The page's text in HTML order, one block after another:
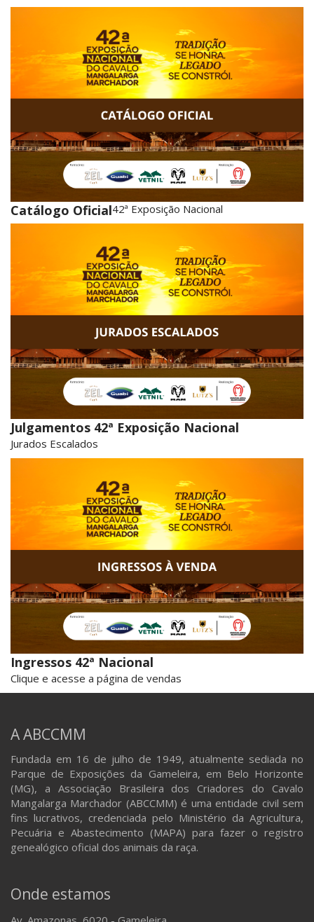
Catálogo Oficial42ª Exposição Nacional
Julgamentos 42ª Exposição Nacional
Jurados Escalados
Ingressos 42ª Nacional
Clique e acesse a página de vendas
A ABCCMM
Fundada em 16 de julho de 1949, atualmente sediada no
Parque de Exposições da Gameleira, em Belo Horizonte
(MG), a Associação Brasileira dos Criadores do Cavalo
Mangalarga Marchador (ABCCMM) é uma entidade civil sem
fins lucrativos, credenciada pelo Ministério da Agricultura,
Pecuária e Abastecimento (MAPA) para fazer o registro
genealógico oficial dos animais da raça.
Onde estamos